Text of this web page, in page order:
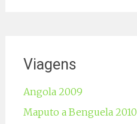
Viagens
Angola 2009
Maputo a Benguela 2010